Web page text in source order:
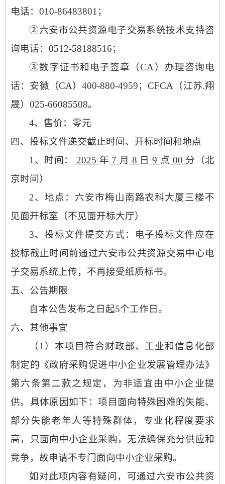
电话： 010-86483801；
②六安市公共资源电子交易系统技术支持咨
询电话： 0512-58188516；
③数字证书和电子签章（CA）办理咨询电
话：安徽（CA）400-880-4959；CFCA（江苏.翔
晟）025-66085508。
4、售价：零元
四、投标文件递交截止时间、开标时间和地点
1、时间：
2025 年 7 月 8 日 9 点 00 分（北
京时间）
2、地点：六安市梅山南路农科大厦三楼不
见面开标室（不见面开标大厅）
3、投标文件提交方式：
电子投标文件应在
投标截止时间前通过六安市公共资源交易中心电
子交易系统上传， 不再接受纸质标书。
五、公告期限
自本公告发布之日起5个工作日。
六、其他事宜
（1）本项目符合财政部、工业和信息化部
制定的《政府采购促进中小企业发展管理办法》
第六条第二款之规定，为非适宜由中小企业提
供。具体原因如下：项目面向特殊困难的失能、
部分失能老年人等特殊群体，专业化程度要求
高，只面向中小企业采购，无法确保充分供应和
竞争，故申请不专门面向中小企业采购。
如对此项内容有疑问，可通过六安市公共资